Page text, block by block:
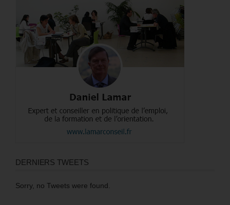
DERNIERS TWEETS
Sorry, no Tweets were found.